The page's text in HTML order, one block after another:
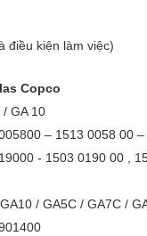
điều kiện làm việc)
Copco
GA 10
– 1513 0058 00
- 1503 0190 00 ,
/ GA5C / GA7C /